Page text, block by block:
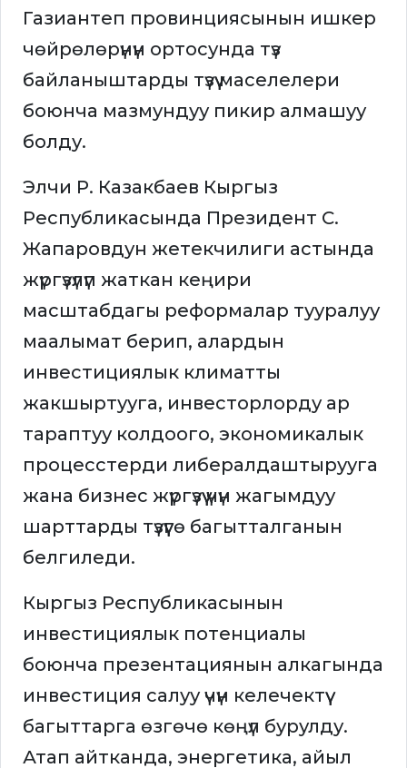
Газиантеп провинциясынын ишкер
чөйрөлөрүнүн ортосунда түз
байланыштарды түзүү маселелери
боюнча мазмундуу пикир алмашуу
болду.
Элчи Р. Казакбаев Кыргыз
Республикасында Президент С.
Жапаровдун жетекчилиги астында
жүргүзүлүп жаткан кеңири
масштабдагы реформалар тууралуу
маалымат берип, алардын
инвестициялык климатты
жакшыртууга, инвесторлорду ар
тараптуу колдоого, экономикалык
процесстерди либералдаштырууга
жана бизнес жүргүзүү үчүн жагымдуу
шарттарды түзүүгө багытталганын
белгиледи.
Кыргыз Республикасынын
инвестициялык потенциалы
боюнча презентациянын алкагында
инвестиция салуу үчүн келечектүү
багыттарга өзгөчө көңүл бурулду.
Атап айтканда, энергетика, айыл